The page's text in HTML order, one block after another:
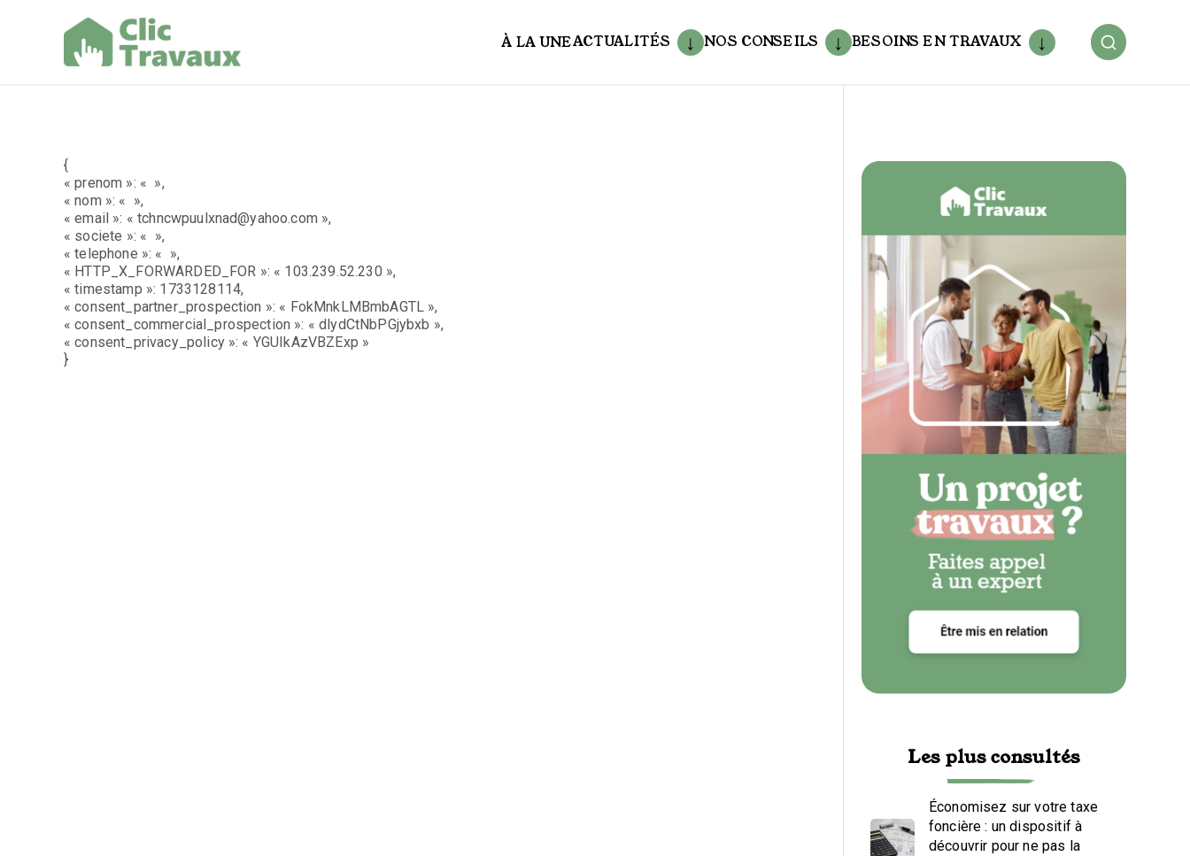
À LA UNEACTUALITÉS NOS CONSEILS BESOINS EN TRAVAUX
{
« prenom »: « »,
« nom »: « »,
« email »: « tchncwpuulxnad@yahoo.com »,
« societe »: « »,
« telephone »: « »,
« HTTP_X_FORWARDED_FOR »: « 103.239.52.230 »,
« timestamp »: 1733128114,
« consent_partner_prospection »: « FokMnkLMBmbAGTL »,
« consent_commercial_prospection »: « dlydCtNbPGjybxb »,
« consent_privacy_policy »: « YGUIkAzVBZExp »
}
Les plus consultés
Économisez sur votre taxe
foncière : un dispositif à
découvrir pour ne pas la